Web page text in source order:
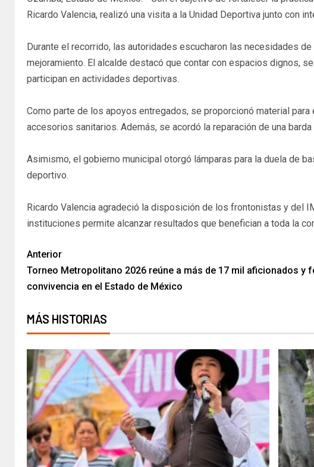
Ricardo Valencia, realizó una visita a la Unidad Deportiva junto con
Durante el recorrido, las autoridades escucharon las necesidades
mejoramiento. El alcalde destacó que contar con espacios dignos,
participan en actividades deportivas.
Como parte de los apoyos entregados, se proporcionó material
accesorios sanitarios. Además, se acordó la reparación de una
Asimismo, el gobierno municipal otorgó lámparas para la duela de
deportivo.
Ricardo Valencia agradeció la disposición de los frontonistas y del
instituciones permite alcanzar resultados que benefician a toda la
Anterior
Torneo Metropolitano 2026 reúne a más de 17 mil aficionados y
convivencia en el Estado de México
MÁS HISTORIAS